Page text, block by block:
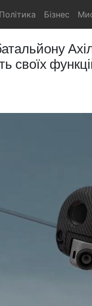
Політика Бізнес
своїх